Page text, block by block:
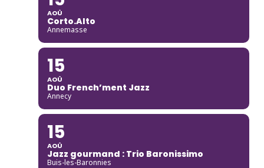
AOÛ
Corto.Alto
Annemasse
15
AOÛ
Duo French’ment Jazz
Annecy
15
AOÛ
Jazz gourmand : Trio Baronissimo
Buis-les-Baronnies